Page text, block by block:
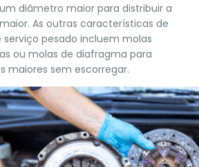
diâmetro maior para distribuir a
As outras características de
pesado incluem molas
ou molas de diafragma para
maiores sem escorregar.